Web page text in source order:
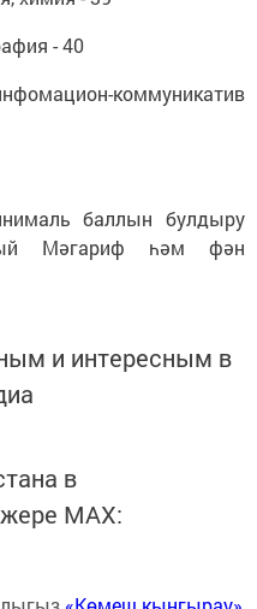
- 40
коммуникатив
баллын булдыру
Мәгариф һәм фән
и интересным в
в
MАХ: